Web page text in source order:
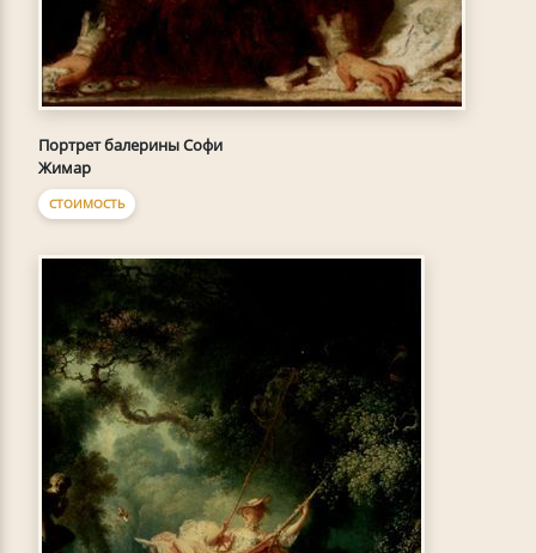
Портрет балерины Софи
Жимар
СТОИМОСТЬ